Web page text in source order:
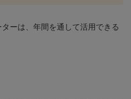
ーは、年間を通して活用できる